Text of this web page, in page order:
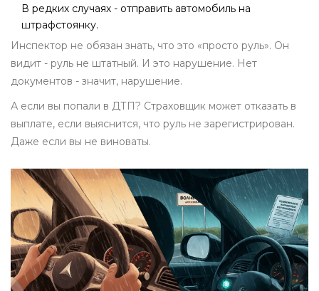
В редких случаях - отправить автомобиль на
штрафстоянку.
Инспектор не обязан знать, что это «просто руль». Он
видит - руль не штатный. И это нарушение. Нет
документов - значит, нарушение.
А если вы попали в ДТП? Страховщик может отказать в
выплате, если выяснится, что руль не зарегистрирован.
Даже если вы не виноваты.